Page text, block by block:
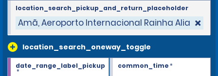
Amã, Aeroporto Internacional Rainha Alia
location_search_oneway_toggle
location_search_pickup_and_return_placeholder
date_range_label_pickup
*
common_time*